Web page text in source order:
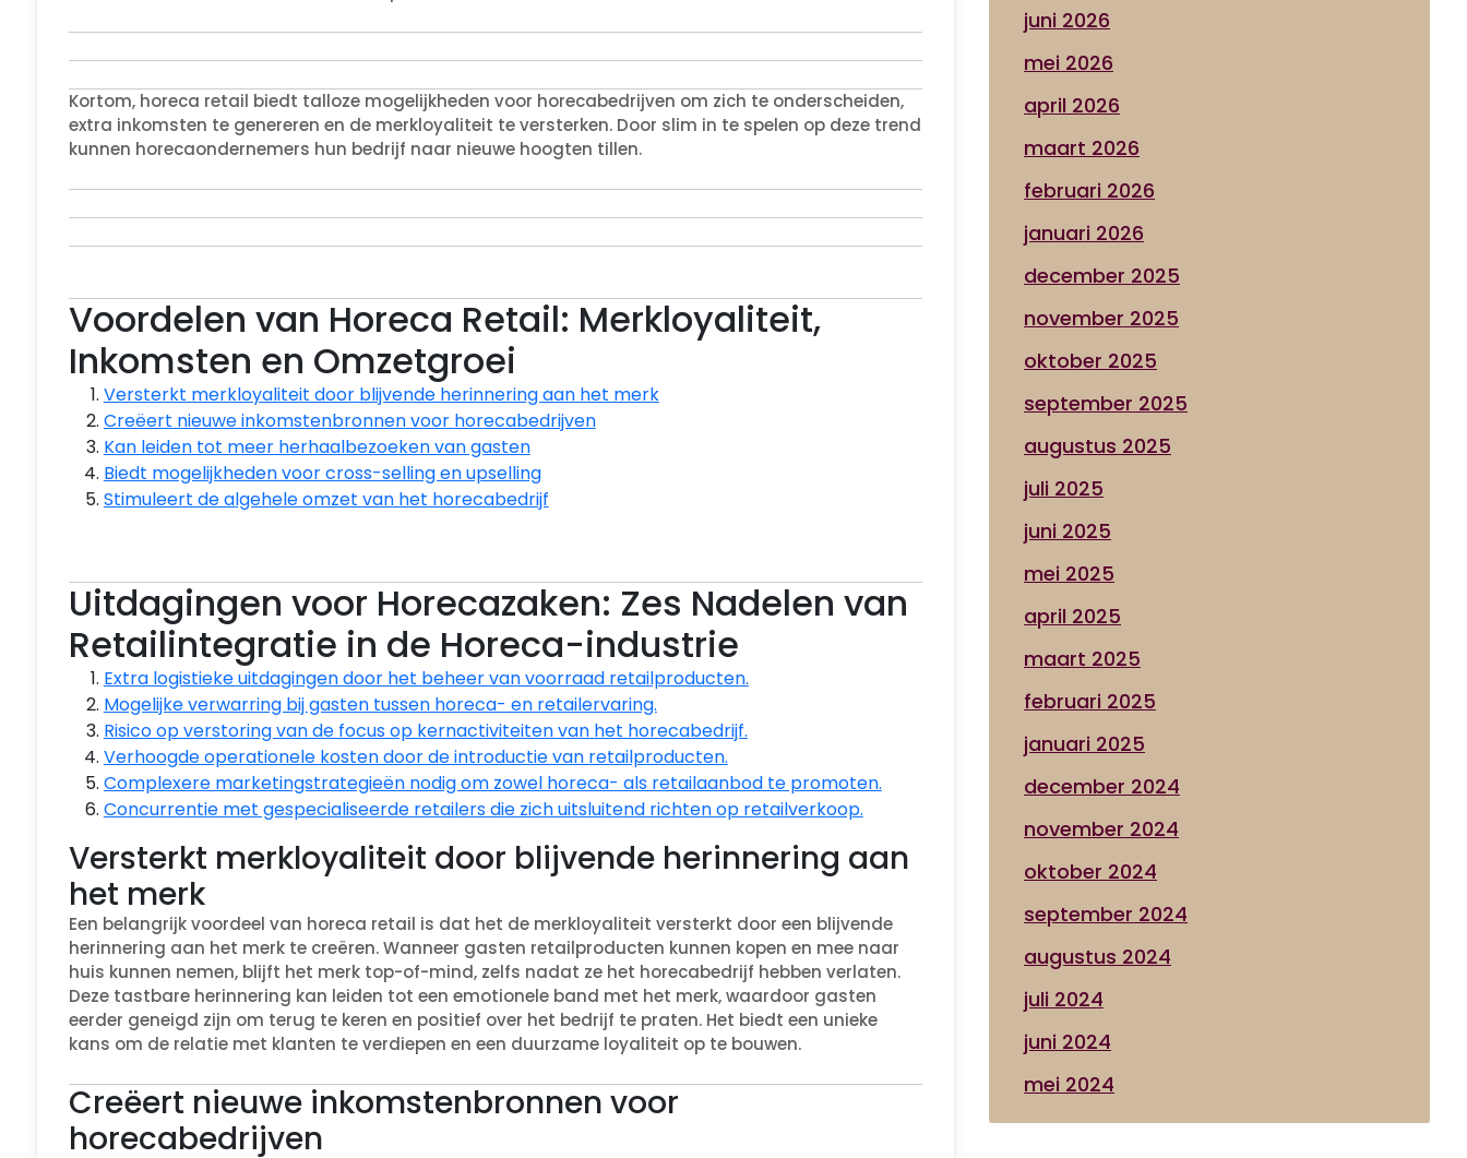
Kortom, horeca retail biedt talloze mogelijkheden voor horecabedrijven om zich te onderscheiden,
extra inkomsten te genereren en de merkloyaliteit te versterken. Door slim in te spelen op deze trend
kunnen horecaondernemers hun bedrijf naar nieuwe hoogten tillen.
Voordelen van Horeca Retail: Merkloyaliteit,
Inkomsten en Omzetgroei
Versterkt merkloyaliteit door blijvende herinnering aan het merk
Creëert nieuwe inkomstenbronnen voor horecabedrijven
Kan leiden tot meer herhaalbezoeken van gasten
Biedt mogelijkheden voor cross-selling en upselling
Stimuleert de algehele omzet van het horecabedrijf
Uitdagingen voor Horecazaken: Zes Nadelen van
Retailintegratie in de Horeca-industrie
Extra logistieke uitdagingen door het beheer van voorraad retailproducten.
Mogelijke verwarring bij gasten tussen horeca- en retailervaring.
Risico op verstoring van de focus op kernactiviteiten van het horecabedrijf.
Verhoogde operationele kosten door de introductie van retailproducten.
Complexere marketingstrategieën nodig om zowel horeca- als retailaanbod te promoten.
Concurrentie met gespecialiseerde retailers die zich uitsluitend richten op retailverkoop.
Versterkt merkloyaliteit door blijvende herinnering aan
het merk
Een belangrijk voordeel van horeca retail is dat het de merkloyaliteit versterkt door een blijvende
herinnering aan het merk te creëren. Wanneer gasten retailproducten kunnen kopen en mee naar
huis kunnen nemen, blijft het merk top-of-mind, zelfs nadat ze het horecabedrijf hebben verlaten.
Deze tastbare herinnering kan leiden tot een emotionele band met het merk, waardoor gasten
eerder geneigd zijn om terug te keren en positief over het bedrijf te praten. Het biedt een unieke
kans om de relatie met klanten te verdiepen en een duurzame loyaliteit op te bouwen.
Creëert nieuwe inkomstenbronnen voor
horecabedrijven
juni 2026
mei 2026
april 2026
maart 2026
februari 2026
januari 2026
december 2025
november 2025
oktober 2025
september 2025
augustus 2025
juli 2025
juni 2025
mei 2025
april 2025
maart 2025
februari 2025
januari 2025
december 2024
november 2024
oktober 2024
september 2024
augustus 2024
juli 2024
juni 2024
mei 2024